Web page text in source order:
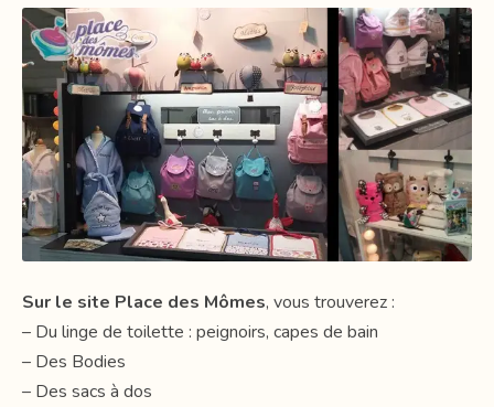
Sur le site Place des Mômes, vous trouverez :
– Du linge de toilette : peignoirs, capes de bain
– Des Bodies
– Des sacs à dos